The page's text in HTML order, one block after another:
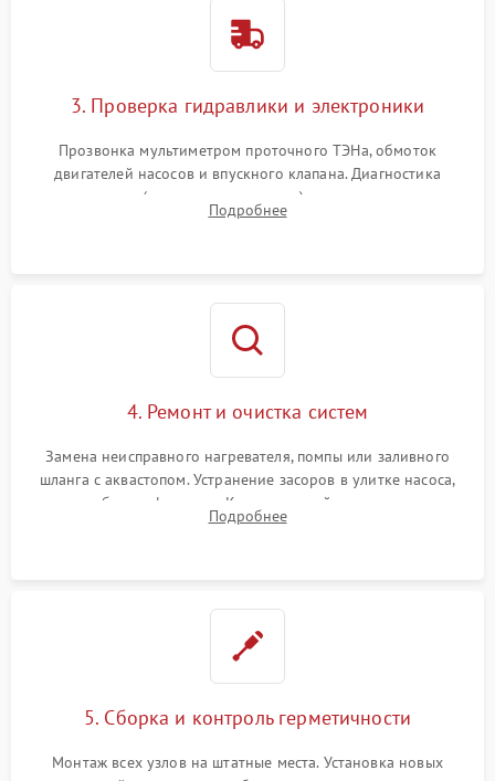
3. Проверка гидравлики и электроники
Прозвонка мультиметром проточного ТЭНа, обмоток
двигателей насосов и впускного клапана. Диагностика
прессостата (датчика уровня воды), датчика мутности,
концевика дверцы и электронного модуля управления.
Подробнее
4. Ремонт и очистка систем
Замена неисправного нагревателя, помпы или заливного
шланга с аквастопом. Устранение засоров в улитке насоса,
патрубках и фильтрах. Компонентный ремонт платы
управления, восстановление поврежденной проводки.
Подробнее
5. Сборка и контроль герметичности
Монтаж всех узлов на штатные места. Установка новых